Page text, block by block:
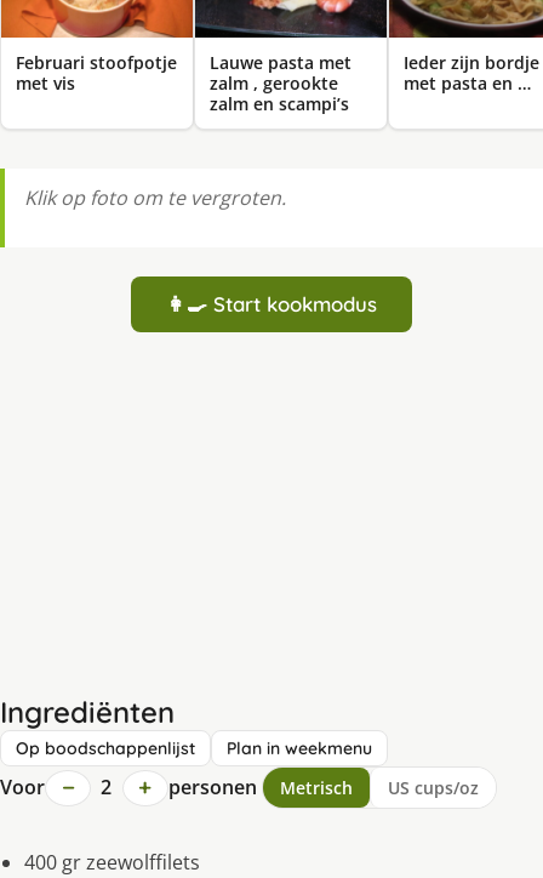
Februari stoofpotje
met vis
Lauwe pasta met
zalm , gerookte
zalm en scampi’s
Ieder zijn bordje
met pasta en …
Klik op foto om te vergroten.
👩‍🍳 Start kookmodus
Ingrediënten
Op boodschappenlijst Plan in weekmenu
Voor − 2 + personen Metrisch US cups/oz
400 gr zeewolffilets